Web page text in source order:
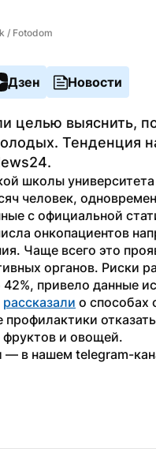
/ Fotodom
Дзен Новости
целью выяснить,
Тенденция
школы
человек,
с официальной
онкопациентов
Чаще всего это
органов. Риски
42%, привело данные
рассказали о способах
и овощей.
— в нашем telegram-